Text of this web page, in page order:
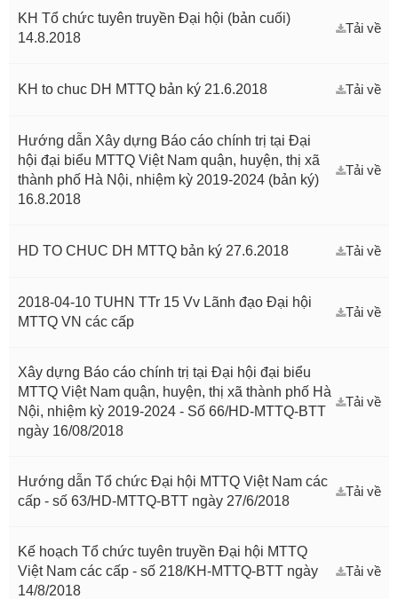
KH Tổ chức tuyên truyền Đại hội (bản cuối)
14.8.2018
Tải về
KH to chuc DH MTTQ bản ký 21.6.2018 Tải về
Hướng dẫn Xây dựng Báo cáo chính trị tại Đại
hội đại biểu MTTQ Việt Nam quận, huyện, thị xã
thành phố Hà Nội, nhiệm kỳ 2019-2024 (bản ký)
16.8.2018
Tải về
HD TO CHUC DH MTTQ bản ký 27.6.2018 Tải về
2018-04-10 TUHN TTr 15 Vv Lãnh đạo Đại hội
MTTQ VN các cấp
Tải về
Xây dựng Báo cáo chính trị tại Đại hội đại biểu
MTTQ Việt Nam quận, huyện, thị xã thành phố Hà
Nội, nhiệm kỳ 2019-2024 - Số 66/HD-MTTQ-BTT
ngày 16/08/2018
Tải về
Hướng dẫn Tổ chức Đại hội MTTQ Việt Nam các
cấp - số 63/HD-MTTQ-BTT ngày 27/6/2018
Tải về
Kế hoạch Tổ chức tuyên truyền Đại hội MTTQ
Việt Nam các cấp - số 218/KH-MTTQ-BTT ngày
14/8/2018
Tải về